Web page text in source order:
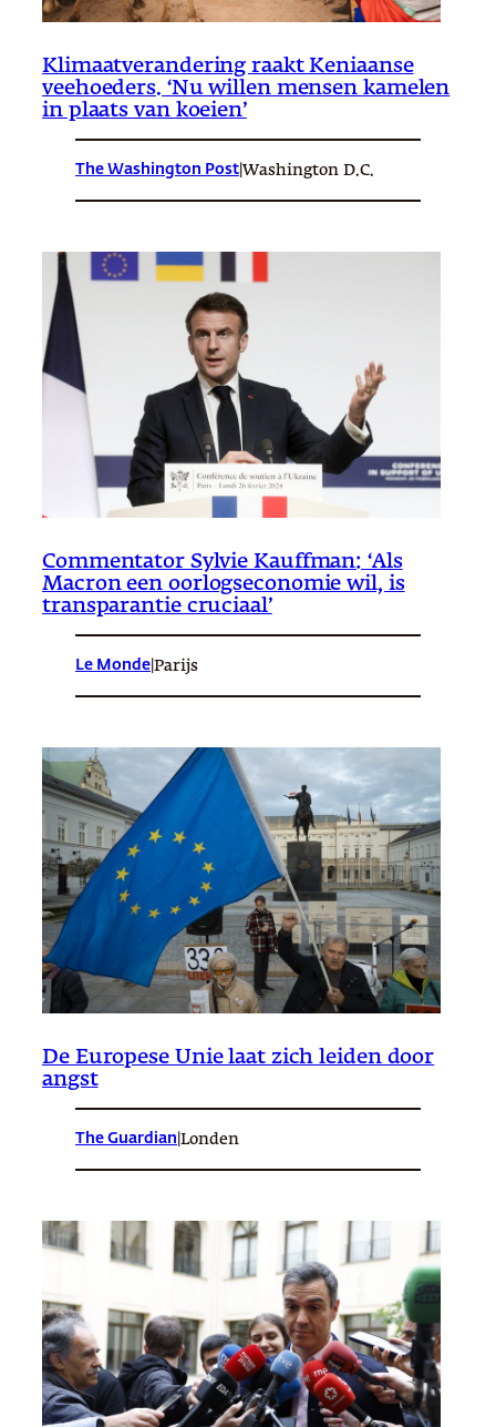
Klimaatverandering raakt Keniaanse
veehoeders. ‘Nu willen mensen kamelen
in plaats van koeien’
The Washington Post Washington D.C.
Commentator Sylvie Kauffman: ‘Als
Macron een oorlogseconomie wil, is
transparantie cruciaal’
Le Monde Parijs
De Europese Unie laat zich leiden door
angst
The Guardian Londen